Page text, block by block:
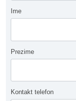
Ime
Prezime
Kontakt telefon